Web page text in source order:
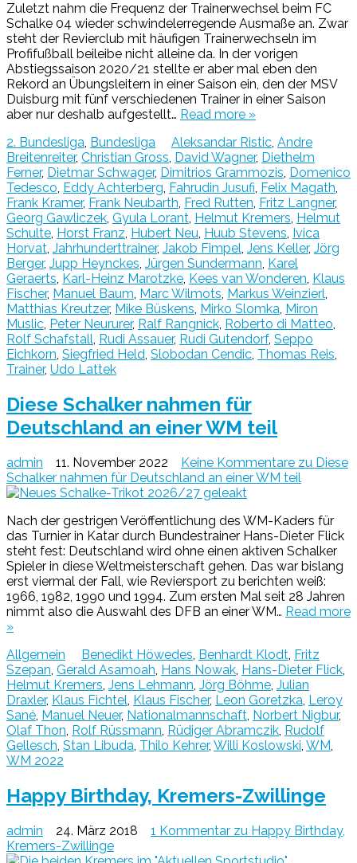
Zuletzt nahm die Frequenz der Trainerwechsel beim FC
Schalke 04 wieder schwindelerregende Ausmaße an. Zwar
steht der Revierclub mit häufigen Trainerwechseln im
Profifußball beileibe nicht alleine da. In der vorigen
Abstiegssaison 2020/21 stellte er aber mal eben den
Rekord an Übungsleitern in einer Saison ein, den der MSV
Duisburg mit fünf verschiedenen Trainer in einer Saison
aber nur deshalb aufgestellt… Read more »
2. Bundesliga, Bundesliga Aleksandar Ristic, Andre
Breitenreiter, Christian Gross, David Wagner, Diethelm
Ferner, Dietmar Schwager, Dimitrios Grammozis, Domenico
Tedesco, Eddy Achterberg, Fahrudin Jusufi, Felix Magath,
Frank Kramer, Frank Neubarth, Fred Rutten, Fritz Langner,
Georg Gawliczek, Gyula Lorant, Helmut Kremers, Helmut
Schulte, Horst Franz, Hubert Neu, Huub Stevens, Ivica
Horvat, Jahrhunderttrainer, Jakob Fimpel, Jens Keller, Jörg
Berger, Jupp Heynckes, Jürgen Sundermann, Karel
Geraerts, Karl-Heinz Marotzke, Kees van Wonderen, Klaus
Fischer, Manuel Baum, Marc Wilmots, Markus Weinzierl,
Matthias Kreutzer, Mike Büskens, Mirko Slomka, Miron
Muslic, Peter Neururer, Ralf Rangnick, Roberto di Matteo,
Rolf Schafstall, Rudi Assauer, Rudi Gutendorf, Seppo
Eichkorn, Siegfried Held, Slobodan Cendic, Thomas Reis,
Trainer, Udo Lattek
Diese Schalker nahmen für
Deutschland an einer WM teil
admin 11. November 2022 Keine Kommentare zu Diese
Schalker nahmen für Deutschland an einer WM teil
Nach der gestrigen Veröffentlichung des WM-Kaders für
das Turnier in Katar durch Bundestrainer Hans-Dieter Flick
steht fest: Deutschland wird ohne einen aktiven Schalker
Spieler in diese Weltmeisterschaft gehen. Das war bislang
erst viermal der Fall, wie Reviersport zu berichten weiß:
1966, 1982, 1990 und 1994. Zum ersten Mal seit 28 Jahren
nimmt also die Auswahl des DFB an einer WM… Read more
»
Allgemein
Benedikt Höwedes, Benhardt Klodt, Fritz
Szepan, Gerald Asamoah, Hans Nowak, Hans-Dieter Flick,
Helmut Kremers, Jens Lehmann, Jörg Böhme, Julian
Draxler, Klaus Fichtel, Klaus Fischer, Leon Goretzka, Leroy
Sané, Manuel Neuer, Nationalmannschaft, Norbert Nigbur,
Olaf Thon, Rolf Rüssmann, Rüdiger Abramczik, Rudolf
Gellesch, Stan Libuda, Thilo Kehrer, Willi Koslowski, WM,
WM 2022
Happy Birthday, Kremers-Zwillinge
admin 24. März 2018 1 Kommentar zu Happy Birthday,
Kremers-Zwillinge